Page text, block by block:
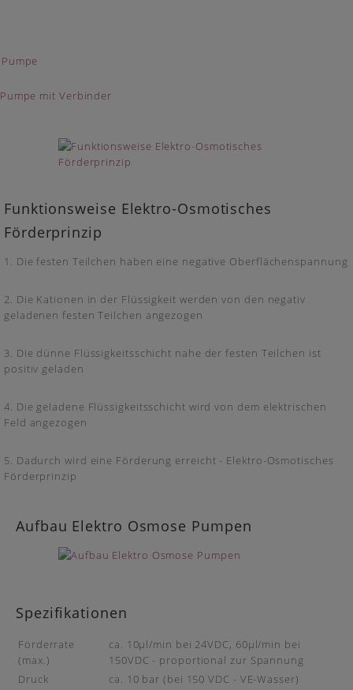
Funktionsweise Elektro-Osmotisches
Förderprinzip
1. Die festen Teilchen haben eine negative Oberflächenspannung
2. Die Kationen in der Flüssigkeit werden von den negativ
geladenen festen Teilchen angezogen
3. Die dünne Flüssigkeitsschicht nahe der festen Teilchen ist
positiv geladen
4. Die geladene Flüssigkeitsschicht wird von dem elektrischen
Feld angezogen
5. Dadurch wird eine Förderung erreicht - Elektro-Osmotisches
Förderprinzip
Aufbau Elektro Osmose Pumpen
Spezifikationen
Förderrate
(max.)
ca. 10µl/min bei 24VDC, 60µl/min bei
150VDC - proportional zur Spannung
Druck
ca. 10 bar (bei 150 VDC - VE-Wasser)